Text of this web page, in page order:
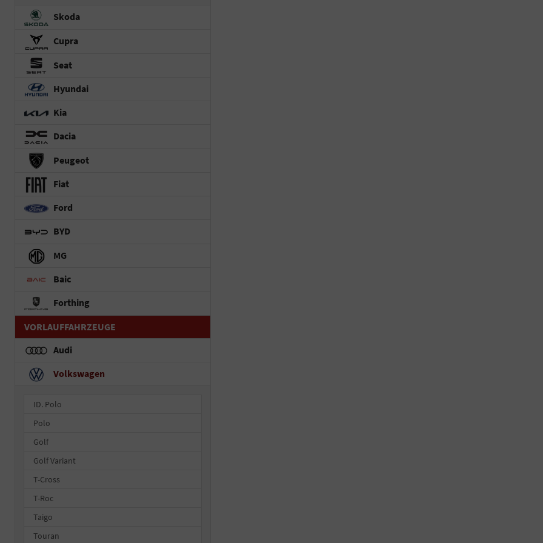
Skoda
Cupra
Seat
Hyundai
Kia
Dacia
Peugeot
Fiat
Ford
BYD
MG
Baic
Forthing
VORLAUFFAHRZEUGE
Audi
Volkswagen
ID. Polo
Polo
Golf
Golf Variant
T-Cross
T-Roc
Taigo
Touran